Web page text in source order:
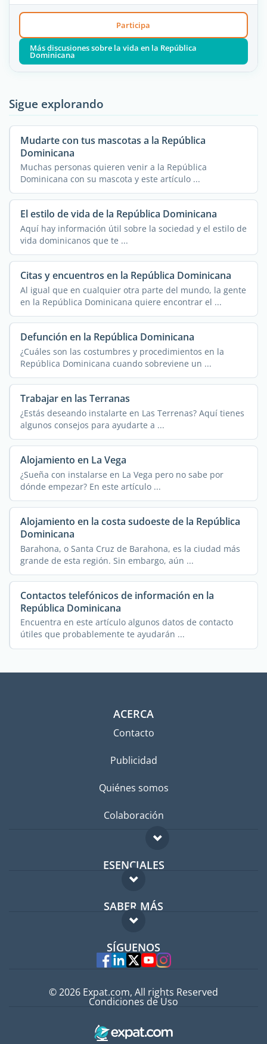
Participa
Más discusiones sobre la vida en la República
Dominicana
Sigue explorando
Mudarte con tus mascotas a la República
Dominicana
Muchas personas quieren venir a la República
Dominicana con su mascota y este artículo ...
El estilo de vida de la República Dominicana
Aquí hay información útil sobre la sociedad y el estilo de
vida dominicanos que te ...
Citas y encuentros en la República Dominicana
Al igual que en cualquier otra parte del mundo, la gente
en la República Dominicana quiere encontrar el ...
Defunción en la República Dominicana
¿Cuáles son las costumbres y procedimientos en la
República Dominicana cuando sobreviene un ...
Trabajar en las Terranas
¿Estás deseando instalarte en Las Terrenas? Aquí tienes
algunos consejos para ayudarte a ...
Alojamiento en La Vega
¿Sueña con instalarse en La Vega pero no sabe por
dónde empezar? En este artículo ...
Alojamiento en la costa sudoeste de la República
Dominicana
Barahona, o Santa Cruz de Barahona, es la ciudad más
grande de esta región. Sin embargo, aún ...
Contactos telefónicos de información en la
República Dominicana
Encuentra en este artículo algunos datos de contacto
útiles que probablemente te ayudarán ...
ACERCA
Contacto
Publicidad
Quiénes somos
Colaboración
ESENCIALES
Foro para expatriados
Guía para expatriados
Trabajos en el extranjero
SABER MÁS
FAQ
Expertos
SÍGUENOS
© 2026 Expat.com, All rights Reserved
Condiciones de Uso